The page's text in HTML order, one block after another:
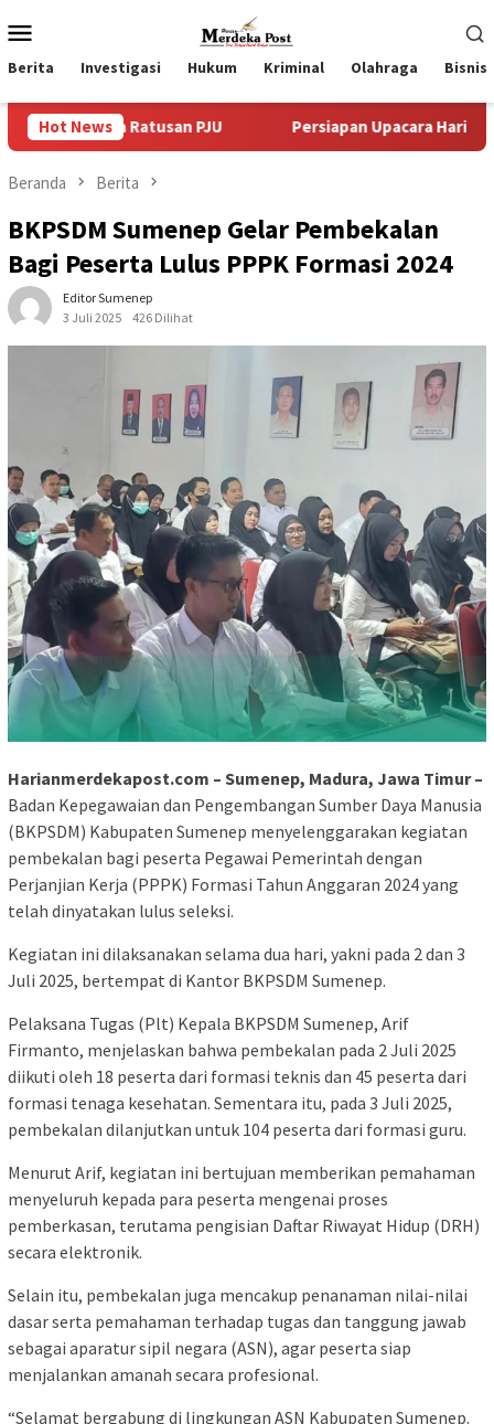
ke
kontenMobile
Berita Investigasi Hukum Kriminal Olahraga Bisnis
Hot News
Ratusan PJU Persiapan Upacara Hari Proklamasi
Beranda Berita
BKPSDM Sumenep Gelar Pembekalan
Bagi Peserta Lulus PPPK Formasi 2024
Editor Sumenep
3 Juli 2025
426 Dilihat
Harianmerdekapost.com – Sumenep, Madura, Jawa Timur –
Badan Kepegawaian dan Pengembangan Sumber Daya Manusia
(BKPSDM) Kabupaten Sumenep menyelenggarakan kegiatan
pembekalan bagi peserta Pegawai Pemerintah dengan
Perjanjian Kerja (PPPK) Formasi Tahun Anggaran 2024 yang
telah dinyatakan lulus seleksi.
Kegiatan ini dilaksanakan selama dua hari, yakni pada 2 dan 3
Juli 2025, bertempat di Kantor BKPSDM Sumenep.
Pelaksana Tugas (Plt) Kepala BKPSDM Sumenep, Arif
Firmanto, menjelaskan bahwa pembekalan pada 2 Juli 2025
diikuti oleh 18 peserta dari formasi teknis dan 45 peserta dari
formasi tenaga kesehatan. Sementara itu, pada 3 Juli 2025,
pembekalan dilanjutkan untuk 104 peserta dari formasi guru.
Menurut Arif, kegiatan ini bertujuan memberikan pemahaman
menyeluruh kepada para peserta mengenai proses
pemberkasan, terutama pengisian Daftar Riwayat Hidup (DRH)
secara elektronik.
Selain itu, pembekalan juga mencakup penanaman nilai-nilai
dasar serta pemahaman terhadap tugas dan tanggung jawab
sebagai aparatur sipil negara (ASN), agar peserta siap
menjalankan amanah secara profesional.
“Selamat bergabung di lingkungan ASN Kabupaten Sumenep.